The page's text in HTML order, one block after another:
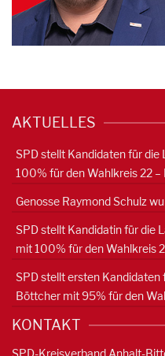
AKTUELLES
SPD stellt Kandidaten für die
100% für den Wahlkreis 22 –
Genosse Raymond Schulz
SPD stellt Kandidatin für die
mit 100% für den Wahlkreis
SPD stellt ersten Kandidaten
Böttcher mit 95% für den
KONTAKT